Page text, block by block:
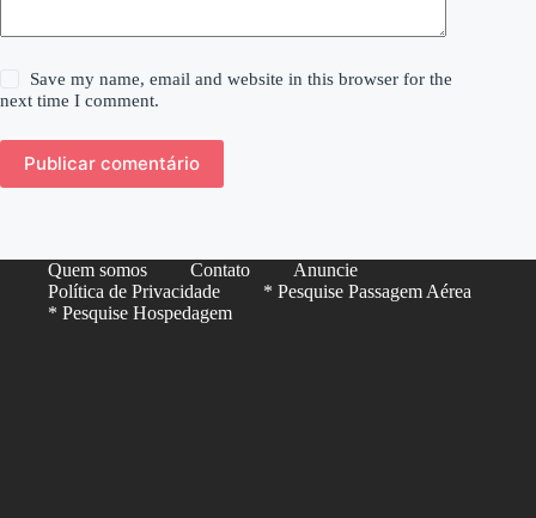
Save my name, email and website in this browser for the
next time I comment.
Publicar comentário
Quem somos Contato
Anuncie
Política de Privacidade
* Pesquise Passagem Aérea
* Pesquise Hospedagem